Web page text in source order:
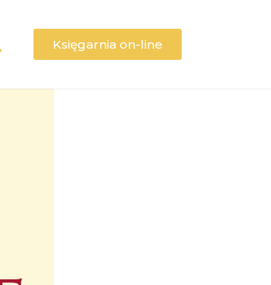
Księgarnia on-line